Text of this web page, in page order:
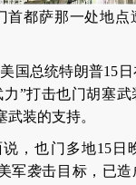
都萨那一处地点
国总统特朗普15
力”打击也门胡塞
装的支持。
，也门多地15日
军袭击目标，已造